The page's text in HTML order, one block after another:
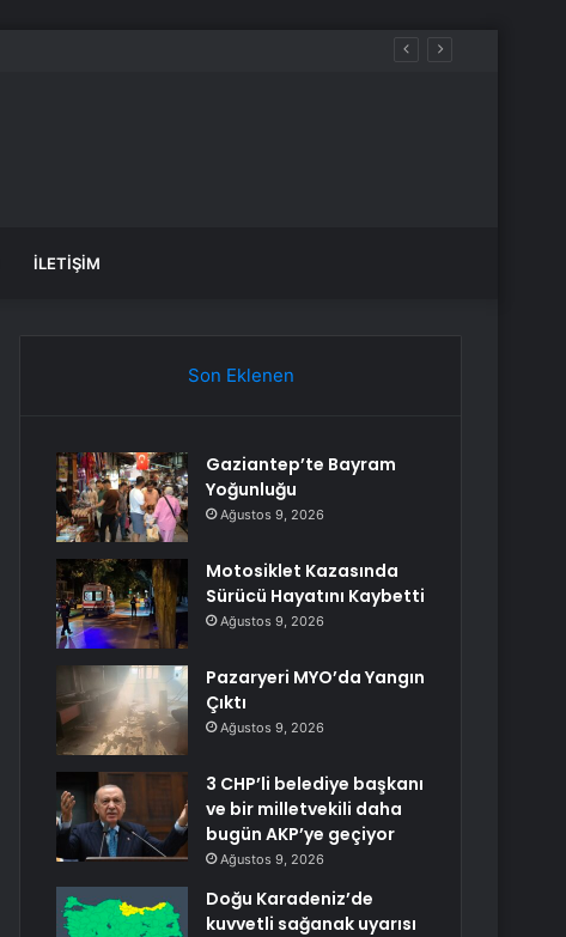
İLETIŞIM
Son Eklenen
Gaziantep’te Bayram
Yoğunluğu
Ağustos 9, 2026
Motosiklet Kazasında
Sürücü Hayatını Kaybetti
Ağustos 9, 2026
Pazaryeri MYO’da Yangın
Çıktı
Ağustos 9, 2026
3 CHP’li belediye başkanı
ve bir milletvekili daha
bugün AKP’ye geçiyor
Ağustos 9, 2026
Doğu Karadeniz’de
kuvvetli sağanak uyarısı